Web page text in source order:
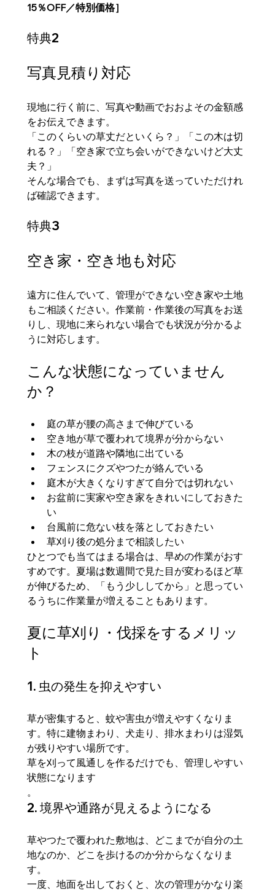
15％OFF／特別価格］
特典2
写真見積り対応
現地に行く前に、写真や動画でおおよその金額感
をお伝えできます。
「このくらいの草丈だといくら？」「この木は切
れる？」「空き家で立ち会いができないけど大丈
夫？」
そんな場合でも、まずは写真を送っていただけれ
ば確認できます。
特典3
空き家・空き地も対応
遠方に住んでいて、管理ができない空き家や土地
もご相談ください。作業前・作業後の写真をお送
りし、現地に来られない場合でも状況が分かるよ
うに対応します。
こんな状態になっていません
か？
庭の草が腰の高さまで伸びている
空き地が草で覆われて境界が分からない
木の枝が道路や隣地に出ている
フェンスにクズやつたが絡んでいる
庭木が大きくなりすぎて自分では切れない
お盆前に実家や空き家をきれいにしておきた
い
台風前に危ない枝を落としておきたい
草刈り後の処分まで相談したい
ひとつでも当てはまる場合は、早めの作業がおす
すめです。夏場は数週間で見た目が変わるほど草
が伸びるため、「もう少ししてから」と思ってい
るうちに作業量が増えることもあります。
夏に草刈り・伐採をするメリッ
ト
1. 虫の発生を抑えやすい
草が密集すると、蚊や害虫が増えやすくなりま
す。特に建物まわり、犬走り、排水まわりは湿気
が残りやすい場所です。
草を刈って風通しを作るだけでも、管理しやすい
状態になります
。
2. 境界や通路が見えるようになる
草やつたで覆われた敷地は、どこまでが自分の土
地なのか、どこを歩けるのか分からなくなりま
す。
一度、地面を出しておくと、次の管理がかなり楽